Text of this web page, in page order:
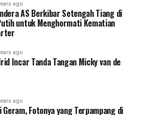
ago
AS Berkibar Setengah Tiang di
untuk Menghormati Kematian
ago
Incar Tanda Tangan Micky van de
ago
Geram, Fotonya yang Terpampang di